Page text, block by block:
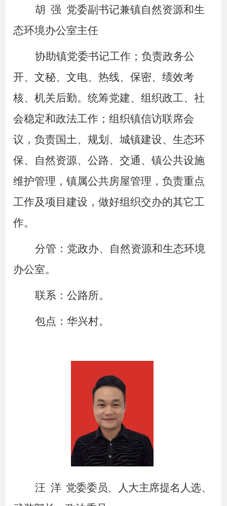
胡 强 党委副书记兼镇自然资源和生
态环境办公室主任
协助镇党委书记工作；负责政务公
开、文秘、文电、热线、保密、绩效考
核、机关后勤。统筹党建、组织政工、社
会稳定和政法工作；组织镇信访联席会
议，负责国土、规划、城镇建设、生态环
保、自然资源、公路、交通、镇公共设施
维护管理，镇属公共房屋管理，负责重点
工作及项目建设，做好组织交办的其它工
作。
分管：党政办、自然资源和生态环境
办公室。
联系：公路所。
包点：华兴村。
汪 洋 党委委员、人大主席提名人选、